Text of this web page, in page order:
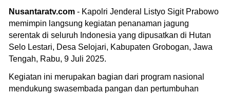
Nusantaratv.com - Kapolri Jenderal Listyo Sigit Prabowo
memimpin langsung kegiatan penanaman jagung
serentak di seluruh Indonesia yang dipusatkan di Hutan
Selo Lestari, Desa Selojari, Kabupaten Grobogan, Jawa
Tengah, Rabu, 9 Juli 2025.
Kegiatan ini merupakan bagian dari program nasional
mendukung swasembada pangan dan pertumbuhan